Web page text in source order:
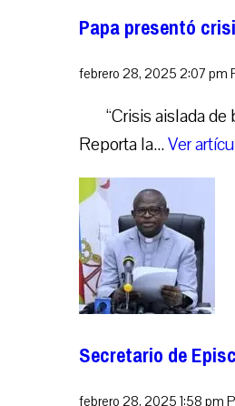
Papa presentó
febrero 28, 2025 2:07 pm
“Crisis aislada
Reporta la...Ver
Secretario de
febrero 28, 2025 1:58 pm